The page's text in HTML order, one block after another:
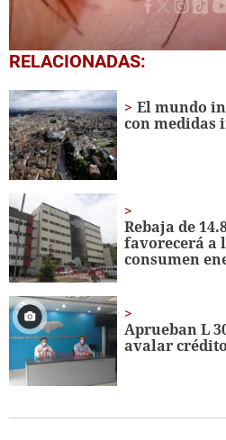
0
of
minutes,
15
seconds
RELACIONADAS:
El mundo
con medidas
Rebaja de
favorecerá a
consumen
Aprueban L
avalar